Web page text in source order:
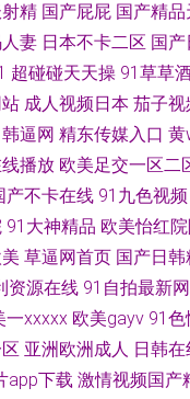
国av免费 狠狠操狠 久久伊人狼
口AV www九九 国产精品sm
91国产视频 AV五码电影 成人a
午夜福利视频导航 69福利 99
美日韩123 日韩色色影院 午
媒 国产青青操 九一入口 女同
精 国产屁屁 国产精品
妻 日本不卡二区 国产
超碰碰天天操 91草草
成人视频日本 茄子视
韩逼网 精东传媒入口 黄
播放 欧美足交一区二
产不卡在线 91九色视频
91大神精品 欧美怡红
草逼网首页 国产日韩
资源在线 91自拍最新
一xxxxx 欧美gayv 91色
亚洲欧洲成人 日韩在
app下载 激情视频国产